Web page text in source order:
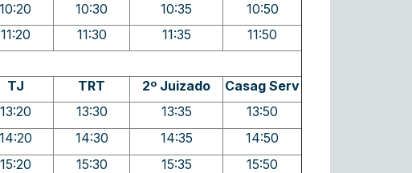
10:20 10:30 10:35
10:50
11:20 11:30 11:35
11:50
TJ TRT 2º Juizado
Casag Serv
13:20 13:30 13:35
13:50
14:20 14:30 14:35
14:50
15:20 15:30 15:35
15:50